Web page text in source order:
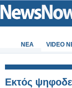
ΝΕΑ VIDEO
Εκτός